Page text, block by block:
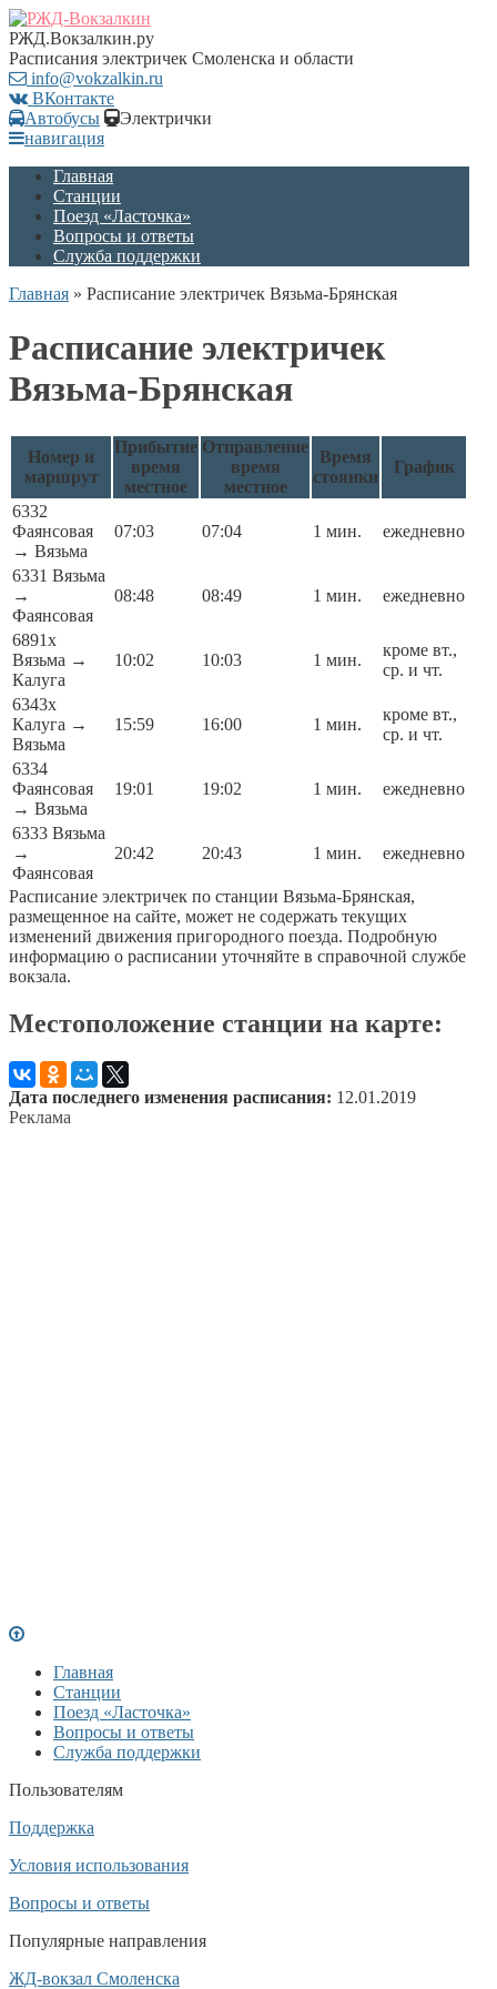
РЖД.Вокзалкин.ру
Расписания электричек Смоленска и области
info@vokzalkin.ru
ВКонтакте
Автобусы
Электрички
навигация
Главная
Станции
Поезд «Ласточка»
Вопросы и ответы
Служба поддержки
Главная » Расписание электричек Вязьма-Брянская
Расписание электричек
Вязьма-Брянская
Номер и
маршрут
Прибытие
время
местное
Отправление
время
местное
Время
стоянки
График
6332
Фаянсовая
→ Вязьма
07:03 07:04 1 мин. ежедневно
6331 Вязьма
→
Фаянсовая
08:48 08:49 1 мин. ежедневно
6891x
Вязьма →
Калуга
10:02 10:03 1 мин.
кроме вт.,
ср. и чт.
6343x
Калуга →
Вязьма
15:59 16:00 1 мин.
кроме вт.,
ср. и чт.
6334
Фаянсовая
→ Вязьма
19:01 19:02 1 мин. ежедневно
6333 Вязьма
→
Фаянсовая
20:42 20:43 1 мин. ежедневно
Расписание электричек по станции Вязьма-Брянская,
размещенное на сайте, может не содержать текущих
изменений движения пригородного поезда. Подробную
информацию о расписании уточняйте в справочной службе
вокзала.
Местоположение станции на карте:
Дата последнего изменения расписания: 12.01.2019
Реклама
Главная
Станции
Поезд «Ласточка»
Вопросы и ответы
Служба поддержки
Пользователям
Поддержка
Условия использования
Вопросы и ответы
Популярные направления
ЖД-вокзал Смоленска